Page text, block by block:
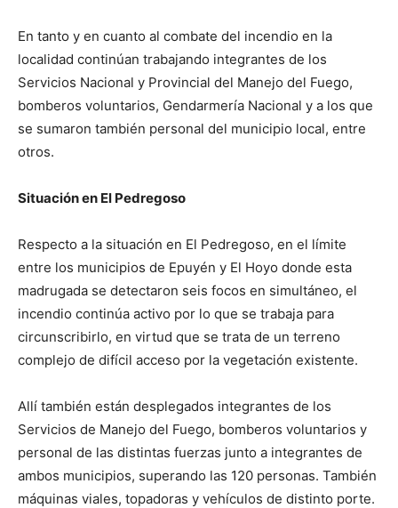
En tanto y en cuanto al combate del incendio en la
localidad continúan trabajando integrantes de los
Servicios Nacional y Provincial del Manejo del Fuego,
bomberos voluntarios, Gendarmería Nacional y a los que
se sumaron también personal del municipio local, entre
otros.
Situación en El Pedregoso
Respecto a la situación en El Pedregoso, en el límite
entre los municipios de Epuyén y El Hoyo donde esta
madrugada se detectaron seis focos en simultáneo, el
incendio continúa activo por lo que se trabaja para
circunscribirlo, en virtud que se trata de un terreno
complejo de difícil acceso por la vegetación existente.
Allí también están desplegados integrantes de los
Servicios de Manejo del Fuego, bomberos voluntarios y
personal de las distintas fuerzas junto a integrantes de
ambos municipios, superando las 120 personas. También
máquinas viales, topadoras y vehículos de distinto porte.